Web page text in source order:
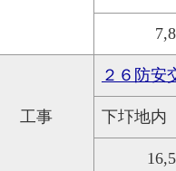
工事
２６防
下圷地内